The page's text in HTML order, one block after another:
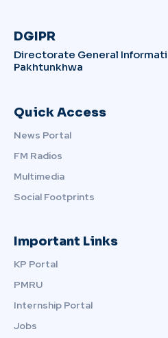
DGIPR
Directorate General
Pakhtunkhwa
Quick Access
News Portal
FM Radios
Multimedia
Social Footprints
Important Links
KP Portal
PMRU
Internship Portal
Jobs